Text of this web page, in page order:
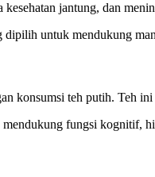
jantung, dan
untuk mendukung
konsumsi teh putih. Teh
mendukung fungsi kognitif,